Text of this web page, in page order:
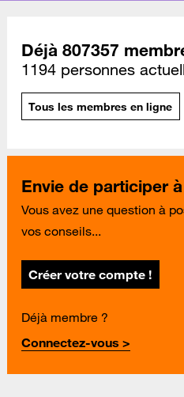
Déjà 807357
1194 personnes
Tous les membres en ligne
Envie de participer
Vous avez une question à
vos conseils...
Créer votre compte !
Déjà membre ?
Connectez-vous >